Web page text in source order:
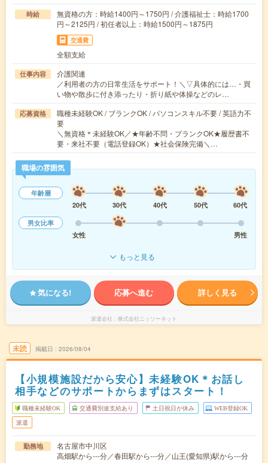
時給
無資格の方：時給1400円～1750円 / 介護福祉士：時給1700
円～2125円 / 初任者以上：時給1500円～1875円
交通費
全額支給
仕事内容
介護関連
／利用者の方の日常生活をサポート！＼▽具体的には…・買
い物や散歩に付き添ったり・折り紙や体操などのレ…
応募資格
職種未経験OK / ブランクOK / パソコンスキル不要 / 英語力不
要
＼無資格＊未経験OK／★年齢不問・ブランクOK★履歴書不
要・来社不要（電話登録OK）★社会保険完備＼…
職場の雰囲気
年齢層
20代
30代 40代 50代
60代
男女比率
女性
男性
もっと見る
気になる! 応募へ進む 詳しく見る
派遣会社 株式会社ニッソーネット
未読 掲載日 2026/08/04
【小規模施設だから安心】未経験OK＊お話し
相手などのサポートからまずはスタート！
職種未経験OK 交通費別途支給あり 土日祝日が休み WEB登録OK
派遣
勤務地
名古屋市中川区
高畑駅から---分／春田駅から---分／山王(愛知県)駅から---分